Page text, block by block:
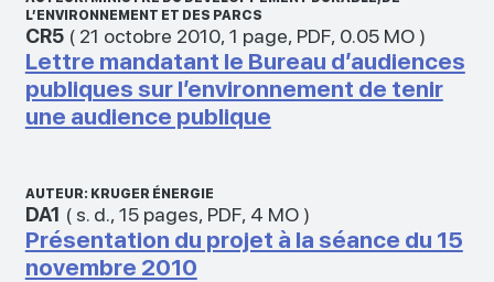
L’ENVIRONNEMENT ET DES PARCS
CR5( 21 octobre 2010, 1 page, PDF, 0.05 MO)
Lettre mandatant le Bureau d’audiences
publiques sur l’environnement de tenir
une audience publique
AUTEUR: KRUGER ÉNERGIE
DA1 ( s. d., 15 pages, PDF, 4 MO)
Présentation du projet à la séance du 15
novembre 2010